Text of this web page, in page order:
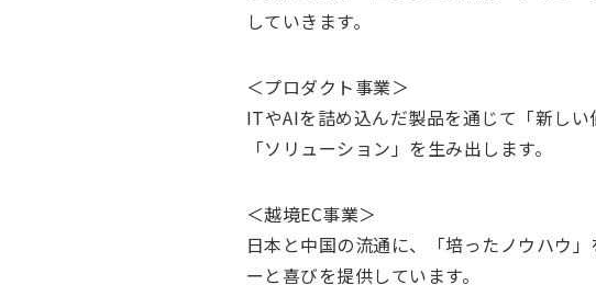
していきます。
＜プロダクト事業＞
ITやAIを詰め込んだ製品を通じて「新し
「ソリューション」を生み出します。
＜越境EC事業＞
日本と中国の流通に、「培ったノウハウ
ーと喜びを提供しています。